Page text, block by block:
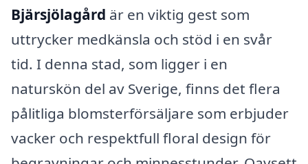
Bjärsjölagård är en viktig gest som
uttrycker medkänsla och stöd i en svår
tid. I denna stad, som ligger i en
naturskön del av Sverige, finns det flera
pålitliga blomsterförsäljare som erbjuder
vacker och respektfull floral design för